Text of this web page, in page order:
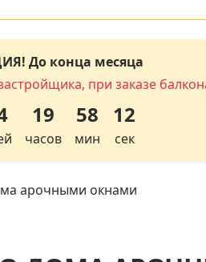
До конца месяца
при заказе
19
часов
58
мин
11
сек
арочными окнами